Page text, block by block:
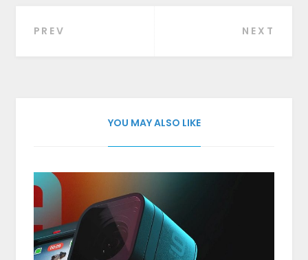
Beitragsnavigation
PREV NEXT
YOU MAY ALSO LIKE